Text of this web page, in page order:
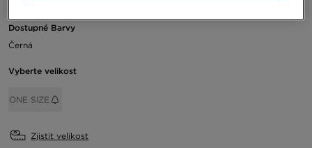
Dostupné Barvy
Černá
Vyberte velikost
ONE SIZE
Zjistit velikost